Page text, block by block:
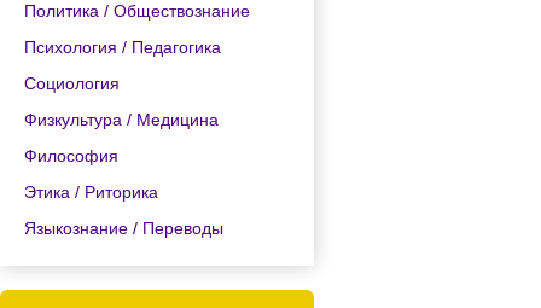
Политика / Обществознание
Психология / Педагогика
Социология
Физкультура / Медицина
Философия
Этика / Риторика
Языкознание / Переводы